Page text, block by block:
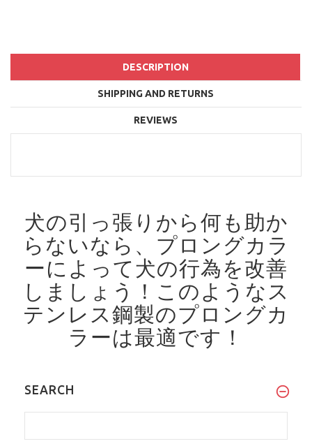
DESCRIPTION
SHIPPING AND RETURNS
REVIEWS
犬の引っ張りから何も助か
らないなら、プロングカラ
ーによって犬の行為を改善
しましょう！ このようなス
テンレス鋼製のプロングカ
ラーは最適です！
SEARCH